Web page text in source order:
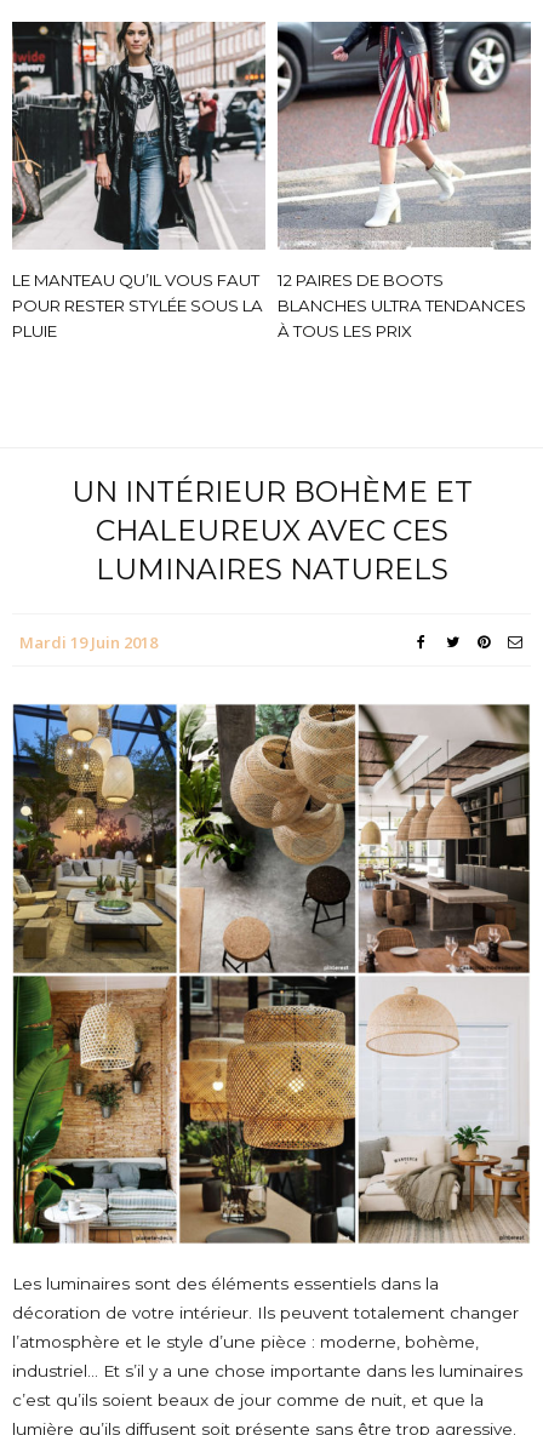
LE MANTEAU QU’IL VOUS FAUT
POUR RESTER STYLÉE SOUS LA
PLUIE
12 PAIRES DE BOOTS
BLANCHES ULTRA TENDANCES
À TOUS LES PRIX
UN INTÉRIEUR BOHÈME ET
CHALEUREUX AVEC CES
LUMINAIRES NATURELS
Mardi 19 Juin 2018
Les luminaires sont des éléments essentiels dans la
décoration de votre intérieur. Ils peuvent totalement changer
l’atmosphère et le style d’une pièce : moderne, bohème,
industriel… Et s’il y a une chose importante dans les luminaires
c’est qu’ils soient beaux de jour comme de nuit, et que la
lumière qu’ils diffusent soit présente sans être trop agressive.
MODE, BEAUTÉ, DÉCO,
LIFESTYLE
Inspirations, style et sélections
shopping
directement dans votre boite
aux lettres !